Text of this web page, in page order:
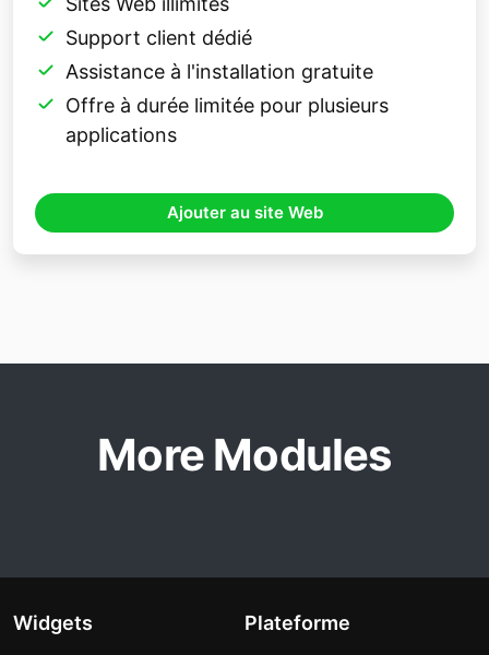
Support client dédié
Assistance à l'installation gratuite
Offre à durée limitée pour plusieurs
applications
Ajouter au site Web
More Modules
Widgets Plateforme